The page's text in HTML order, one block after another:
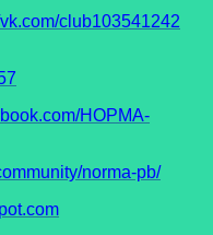
club103541242
НОРМА-
norma-pb/